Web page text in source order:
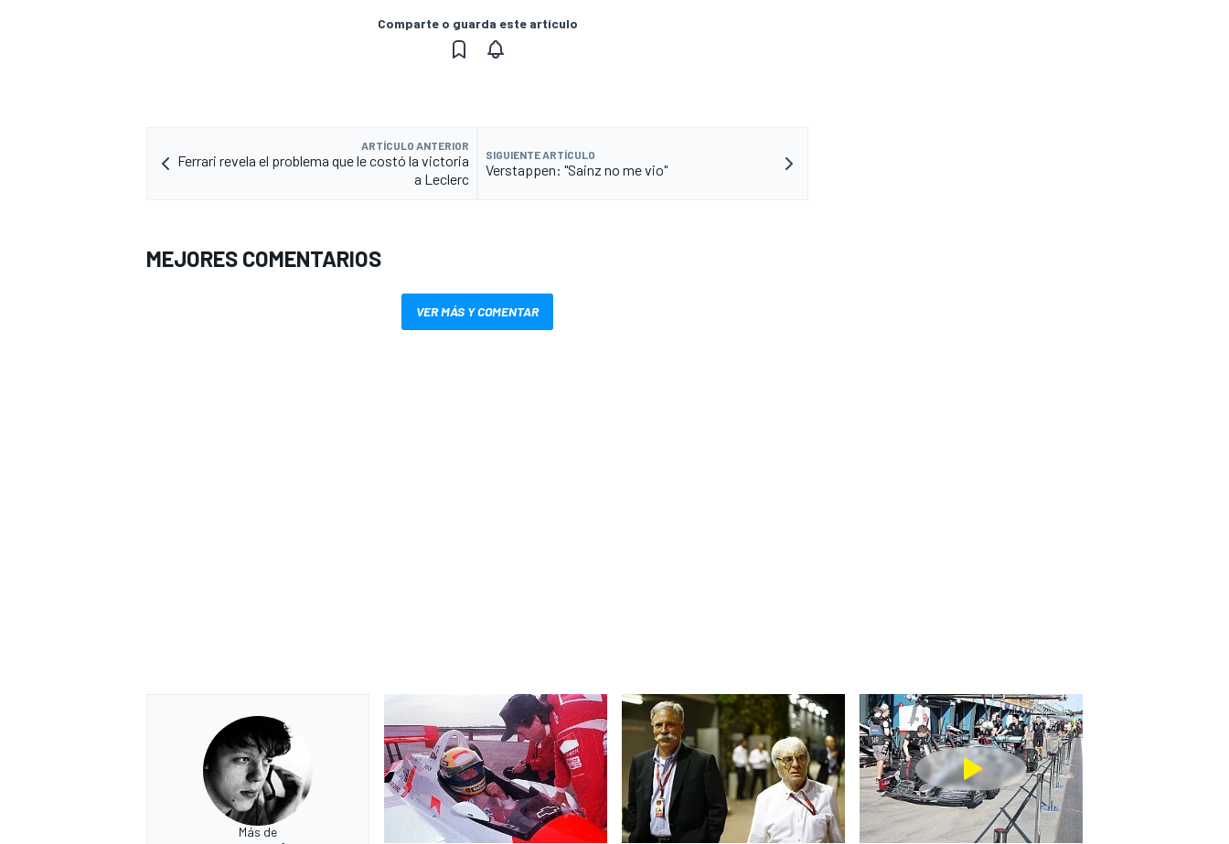
Comparte o guarda este artículo
ARTÍCULO ANTERIOR
Ferrari revela el problema que le costó la victoria
a Leclerc
SIGUIENTE ARTÍCULO
Verstappen: "Sainz no me vio"
MEJORES COMENTARIOS
VER MÁS Y COMENTAR
Más de